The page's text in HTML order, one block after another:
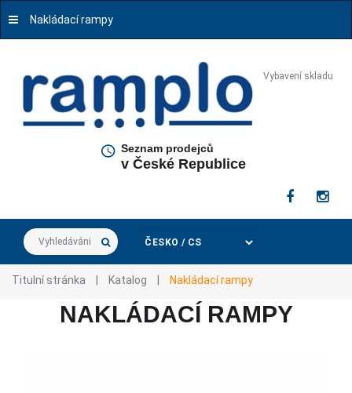
Vybavení skladu
Seznam prodejců
v České Republice
Nakládací rampy
Vyhledávání...
Titulní stránka Katalog Nakládací rampy
NAKLÁDACÍ RAMPY